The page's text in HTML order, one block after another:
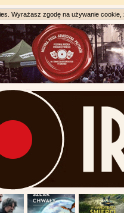
Wyrażasz zgodę na używanie